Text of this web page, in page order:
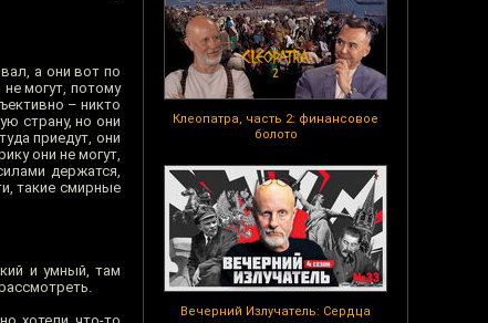
Клеопатра, часть 2: финансовое
болото
Вечерний Излучатель: Сердца
а они вот по
могут, потому
– никто
страну, но они
приедут, они
они не могут,
держатся,
такие смирные
и умный, там